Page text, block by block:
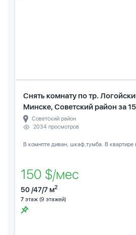
Снять комнату по тр.
Минске, Советский район за
Советский район
2034 просмотров
В комнпте диван, шкаф,тумба. В квартире
150 $/мес
50 /47/7 м2
7 этаж (9 этажей)